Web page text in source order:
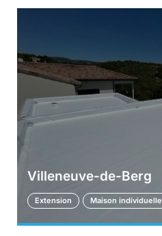
Villeneuve-de-Berg
Extension Maison individuelle